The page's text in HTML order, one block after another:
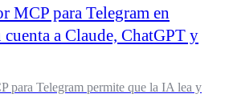
MCP para Telegram en
a Claude, ChatGPT y
para Telegram permite que la IA lea y